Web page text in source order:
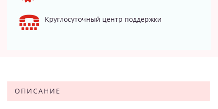
Круглосуточный центр поддержки
ОПИСАНИЕ